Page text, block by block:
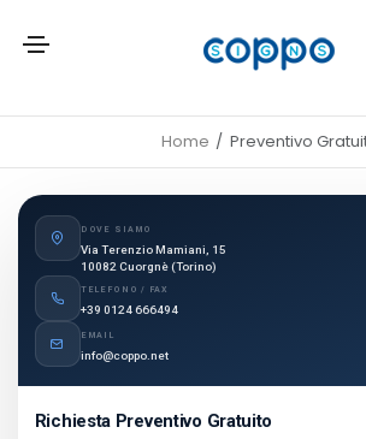
Home Preventivo
DOVE SIAMO
Via Terenzio Mamiani, 15
10082 Cuorgnè (Torino)
TELEFONO / FAX
+39 0124 666494
EMAIL
info@coppo.net
Richiesta Preventivo Gratuito